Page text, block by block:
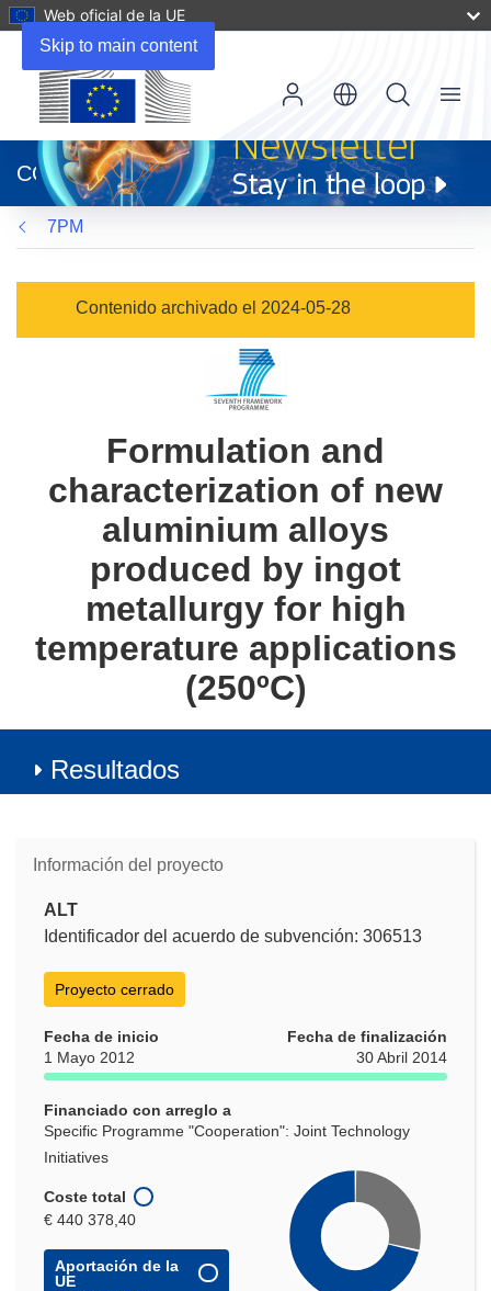
Skip to main content
Web oficial de la UE
abrirá
en
una
nueva
ventana)
CORDIS
Menu
7PM
Contenido archivado el 2024-05-28
Formulation and
characterization of new
aluminium alloys
produced by ingot
metallurgy for high
temperature applications
(250ºC)
Resultados
Información del proyecto
ALT
Identificador del acuerdo de subvención: 306513
Proyecto cerrado
Fecha de inicio
1 Mayo 2012
Fecha de finalización
30 Abril 2014
Financiado con arreglo a
Specific Programme "Cooperation": Joint Technology
Initiatives
Coste total
€ 440 378,40
Aportación de la
UE